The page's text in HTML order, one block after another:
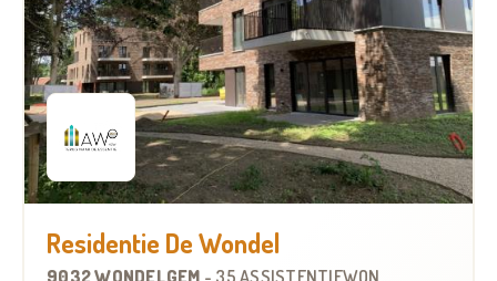
Residentie De Wondel